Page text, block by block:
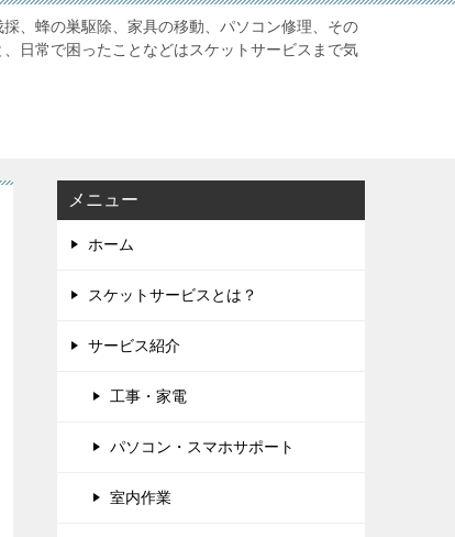
、蜂の巣駆除、家具の移動、パソコン修理、その
日常で困ったことなどはスケットサービスまで気
メニュー
ホーム
スケットサービスとは？
サービス紹介
工事・家電
パソコン・スマホサポート
室内作業